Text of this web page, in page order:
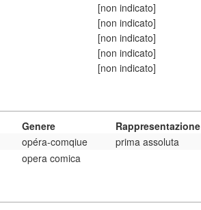
[non indicato]
[non indicato]
[non indicato]
[non indicato]
[non indicato]
Genere
Rappresentazione
opéra-comqiue
prima assoluta
opera comica